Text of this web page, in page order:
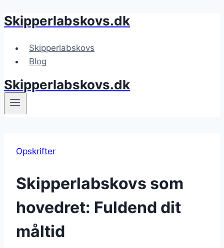
Fortsæt
indhold
Skipperlabskovs.dk
Skipperlabskovs
Blog
Skipperlabskovs.dk
Opskrifter
Skipperlabskovs som
hovedret: Fuldend dit
måltid